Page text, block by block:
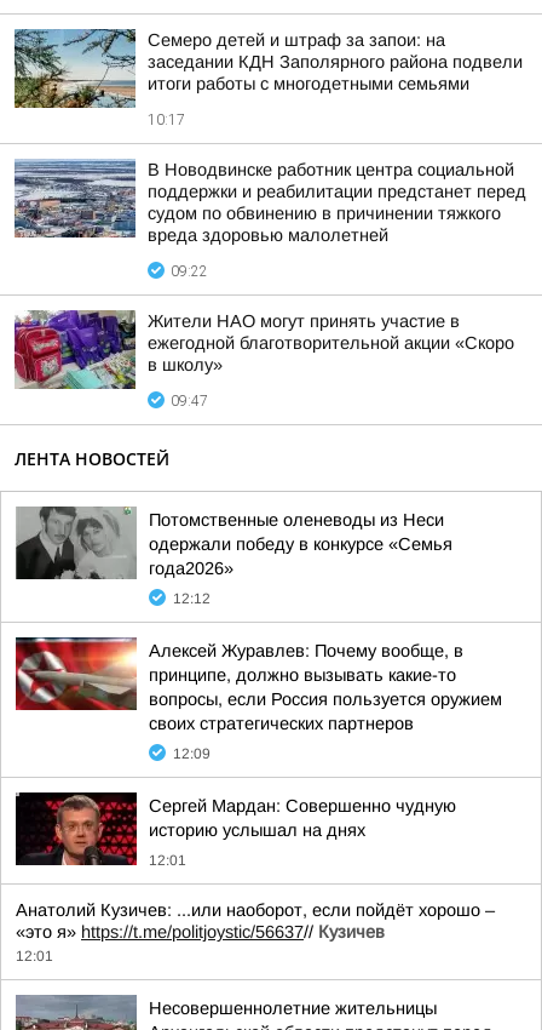
Семеро детей и штраф за запои: на
заседании КДН Заполярного района подвели
итоги работы с многодетными семьями
10:17
В Новодвинске работник центра социальной
поддержки и реабилитации предстанет перед
судом по обвинению в причинении тяжкого
вреда здоровью малолетней
09:22
Жители НАО могут принять участие в
ежегодной благотворительной акции «Скоро
в школу»
09:47
ЛЕНТА НОВОСТЕЙ
Потомственные оленеводы из Неси
одержали победу в конкурсе «Семья
года2026»
12:12
Алексей Журавлев: Почему вообще, в
принципе, должно вызывать какие-то
вопросы, если Россия пользуется оружием
своих стратегических партнеров
12:09
Сергей Мардан: Совершенно чудную
историю услышал на днях
12:01
Анатолий Кузичев: ...или наоборот, если пойдёт хорошо –
«это я» https://t.me/politjoystic/56637// Кузичев
12:01
Несовершеннолетние жительницы